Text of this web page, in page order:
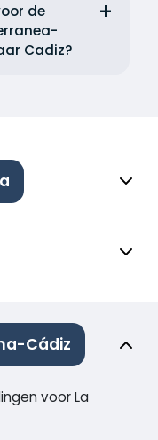
de
Cadiz?
Cádiz
voor La